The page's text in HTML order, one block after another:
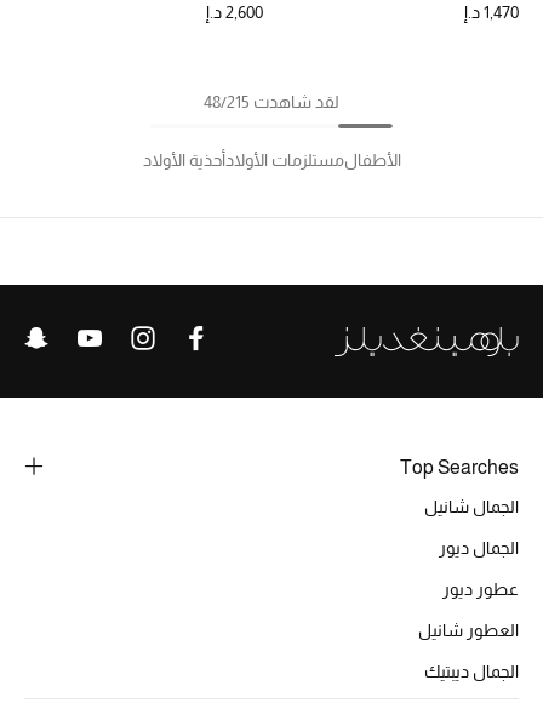
1,470 د.إ 2,600 د.إ
لقد شاهدت 48/215
الأطفالمستلزمات الأولادأحذية الأولاد
Top Searches
الجمال شانيل
الجمال ديور
عطور ديور
العطور شانيل
الجمال ديبتيك